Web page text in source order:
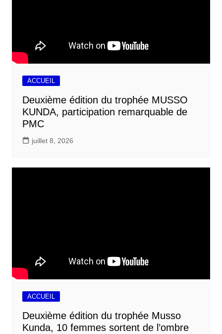
ACCUEIL
Deuxième édition du trophée MUSSO
KUNDA, participation remarquable de
PMC
juillet 8, 2026
ACCUEIL
Deuxième édition du trophée Musso
Kunda, 10 femmes sortent de l’ombre